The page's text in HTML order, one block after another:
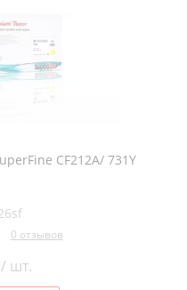
CF212A/ 731Y
0 отзывов
шт.